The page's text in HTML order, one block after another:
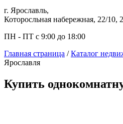
г. Ярославль,
Которосльная набережная, 22/10,
ПН - ПТ с 9:00 до 18:00
Главная страница /Каталог
Ярославля
Купить